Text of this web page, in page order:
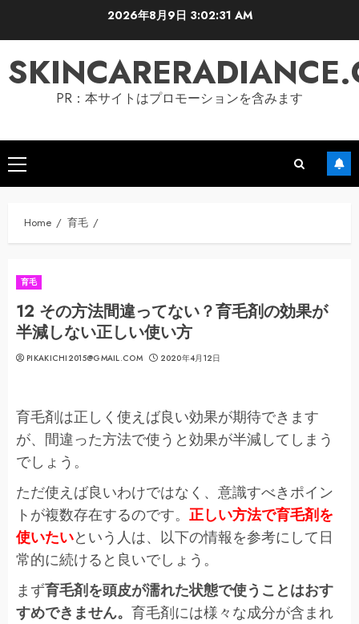
2026年8月9日 3:02:31 AM
PR：本サイトはプロモーションを含みます
Primary
Menu
Home 育毛
育毛
12 その方法間違ってない？育毛剤の効果が
半減しない正しい使い方
PIKAKICHI2015@GMAIL.COM 2020年4月12日
育毛剤は正しく使えば良い効果が期待できます
が、間違った方法で使うと効果が半減してしまう
でしょう。
ただ使えば良いわけではなく、意識すべきポイン
トが複数存在するのです。 正しい方法で育毛剤を
使いたいという人は、以下の情報を参考にして日
常的に続けると良いでしょう。
まず育毛剤を頭皮が濡れた状態で使うことはおす
すめできません。 育毛剤には様々な成分が含まれ